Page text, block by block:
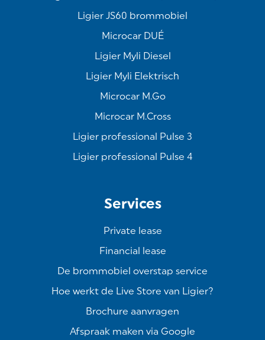
Ligier JS60 brommobiel
Microcar DUÉ
Ligier Myli Diesel
Ligier Myli Elektrisch
Microcar M.Go
Microcar M.Cross
Ligier professional Pulse 3
Ligier professional Pulse 4
Services
Private lease
Financial lease
De brommobiel overstap service
Hoe werkt de Live Store van Ligier?
Brochure aanvragen
Afspraak maken via Google